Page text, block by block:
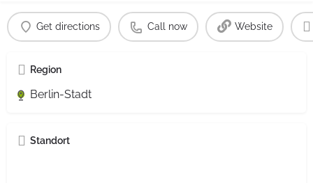
Get directions Call now Website
Region
Berlin-Stadt
Standort